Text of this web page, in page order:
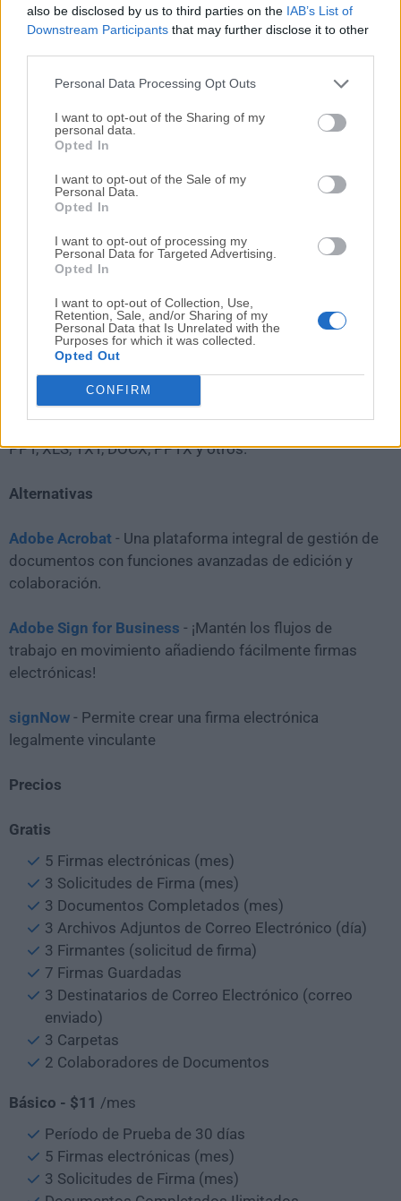
also be disclosed by us to third parties on the IAB’s List of
Downstream Participants that may further disclose it to other
Personal Data Processing Opt Outs
I want to opt-out of the Sharing of my
personal data.
Opted In
I want to opt-out of the Sale of my
Personal Data.
Opted In
I want to opt-out of processing my
Personal Data for Targeted Advertising.
Opted In
I want to opt-out of Collection, Use,
Retention, Sale, and/or Sharing of my
Personal Data that Is Unrelated with the
Purposes for which it was collected.
Opted Out
CONFIRM
iOS/Android.
¿Qué es DocHub para PC?
Es una plataforma de alojamiento en línea que permite
a los usuarios cargar, editar, firmar y compartir
documentos sin problemas.
Sí, esta aplicación web prioriza completamente la
privacidad del usuario y la seguridad de los datos,
solo a usuarios autorizados.
¿Qué formatos de archivo son compatibles?
PDF es un formato de documento principal que cuenta
con un editor completo dentro de la aplicación. La
plataforma también puede gestionar fácilmente DOC,
PPT, XLS, TXT, DOCX, PPTX y otros.
Alternativas
Adobe Acrobat - Una plataforma integral de gestión de
documentos con funciones avanzadas de edición y
colaboración.
Adobe Sign for Business - ¡Mantén los flujos de
trabajo en movimiento añadiendo fácilmente firmas
electrónicas!
signNow - Permite crear una firma electrónica
legalmente vinculante
Precios
Gratis
5 Firmas electrónicas (mes)
3 Solicitudes de Firma (mes)
3 Documentos Completados (mes)
3 Archivos Adjuntos de Correo Electrónico (día)
3 Firmantes (solicitud de firma)
7 Firmas Guardadas
3 Destinatarios de Correo Electrónico (correo
enviado)
3 Carpetas
2 Colaboradores de Documentos
Básico - $11 /mes
Período de Prueba de 30 días
5 Firmas electrónicas (mes)
3 Solicitudes de Firma (mes)